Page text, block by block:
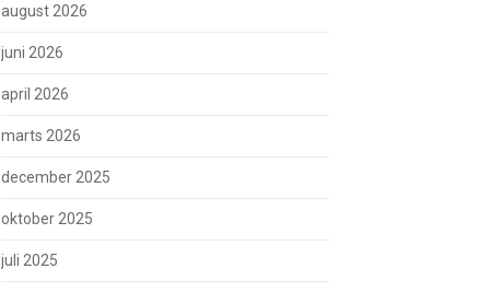
august 2026
juni 2026
april 2026
marts 2026
december 2025
oktober 2025
juli 2025